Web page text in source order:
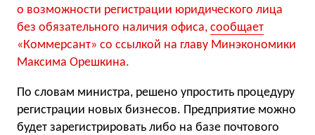
о возможности регистрации юридического лица
без обязательного наличия офиса, сообщает
«Коммерсант» со ссылкой на главу Минэкономики
Максима Орешкина.
По словам министра, решено упростить процедуру
регистрации новых бизнесов. Предприятие можно
будет зарегистрировать либо на базе почтового